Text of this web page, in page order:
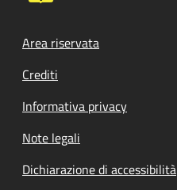
Footer menu
Area riservata
Crediti
Informativa privacy
Note legali
Dichiarazione di accessibilità